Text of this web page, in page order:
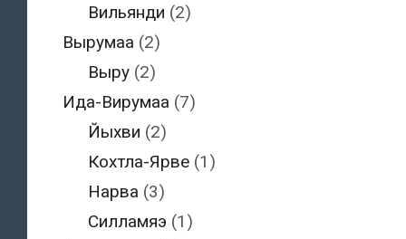
Вильянди (2)
Вырумаа (2)
Выру (2)
Ида-Вирумаа (7)
Йыхви (2)
Кохтла-Ярве (1)
Нарва (3)
Силламяэ (1)